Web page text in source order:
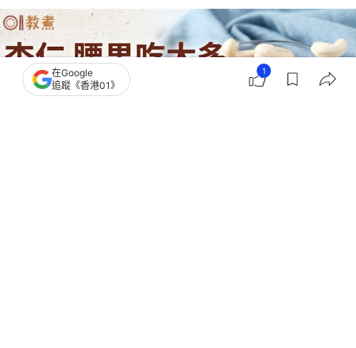
在Google
追蹤《香港01》
1